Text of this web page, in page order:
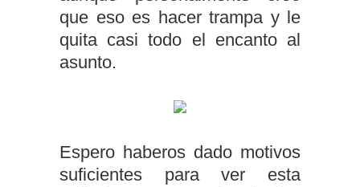
que eso es hacer trampa y le
quita casi todo el encanto al
asunto.
Espero haberos dado motivos
suficientes para ver esta